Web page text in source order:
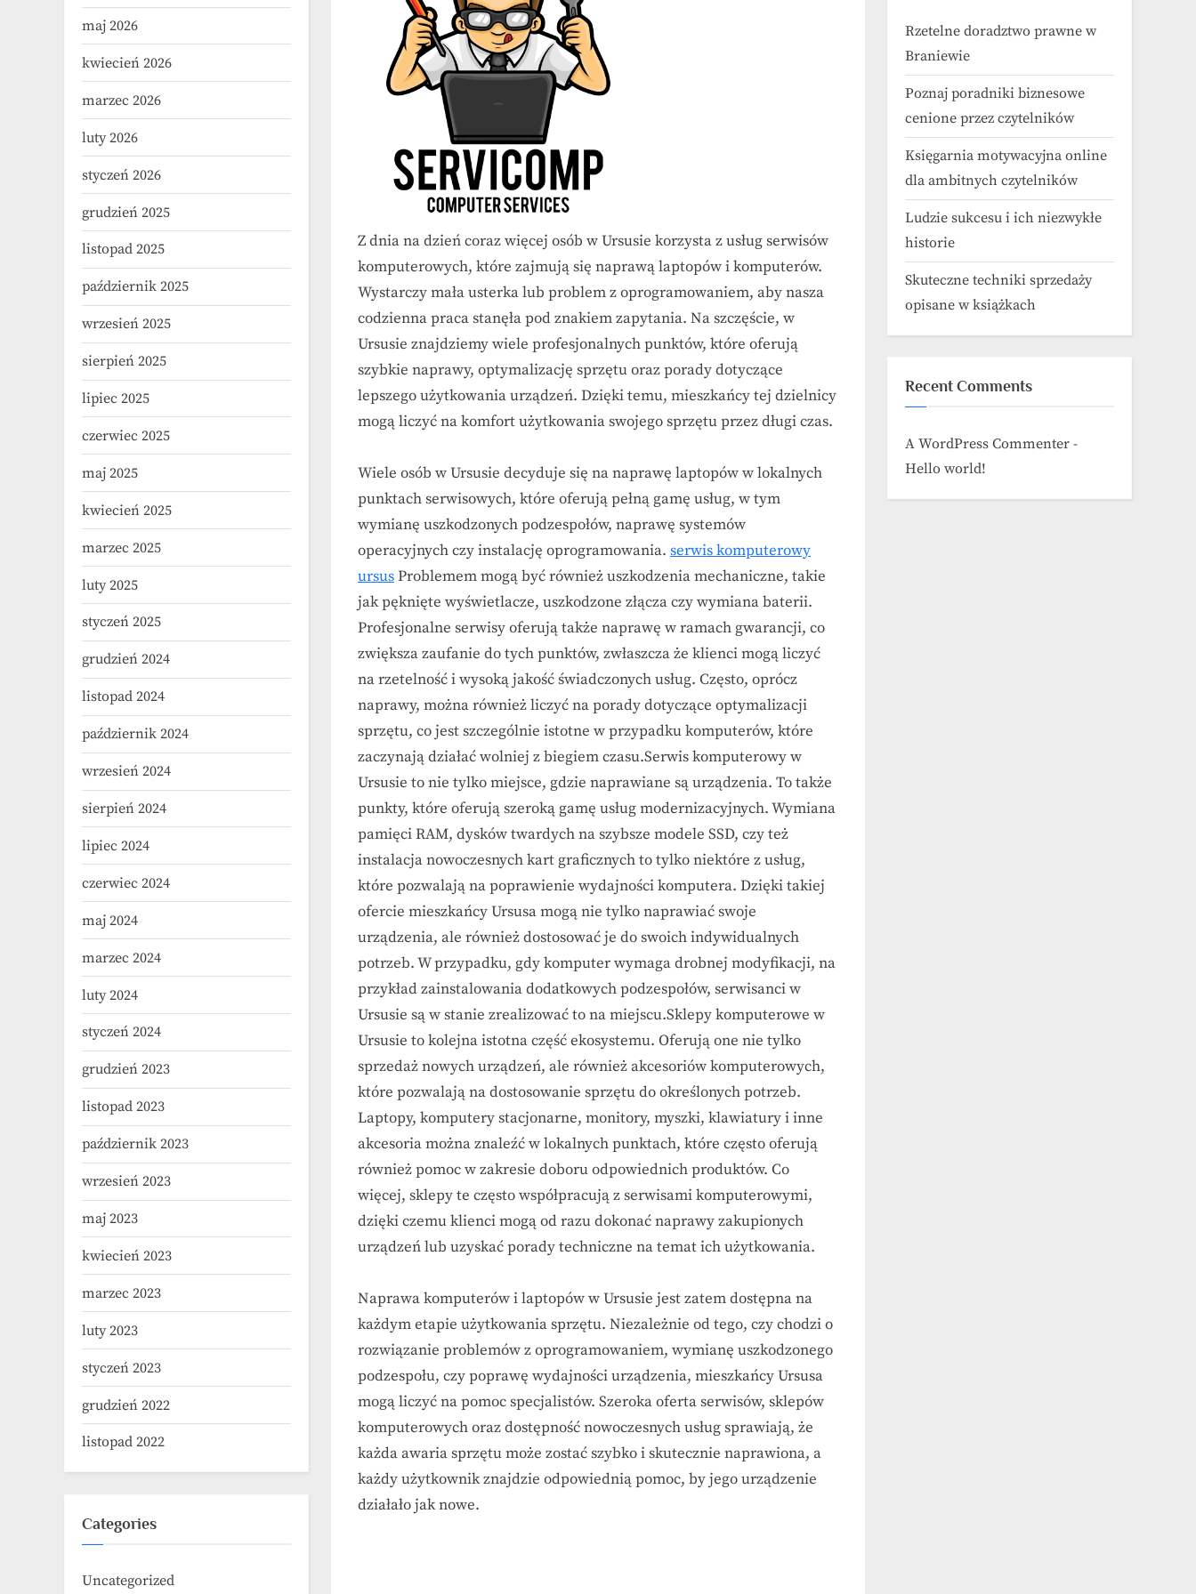
Z dnia na dzień coraz więcej osób w Ursusie korzysta z usług serwisów
komputerowych, które zajmują się naprawą laptopów i komputerów.
Wystarczy mała usterka lub problem z oprogramowaniem, aby nasza
codzienna praca stanęła pod znakiem zapytania. Na szczęście, w
Ursusie znajdziemy wiele profesjonalnych punktów, które oferują
szybkie naprawy, optymalizację sprzętu oraz porady dotyczące
lepszego użytkowania urządzeń. Dzięki temu, mieszkańcy tej dzielnicy
mogą liczyć na komfort użytkowania swojego sprzętu przez długi czas.
Wiele osób w Ursusie decyduje się na naprawę laptopów w lokalnych
punktach serwisowych, które oferują pełną gamę usług, w tym
wymianę uszkodzonych podzespołów, naprawę systemów
operacyjnych czy instalację oprogramowania. serwis komputerowy
ursusProblemem mogą być również uszkodzenia mechaniczne, takie
jak pęknięte wyświetlacze, uszkodzone złącza czy wymiana baterii.
Profesjonalne serwisy oferują także naprawę w ramach gwarancji, co
zwiększa zaufanie do tych punktów, zwłaszcza że klienci mogą liczyć
na rzetelność i wysoką jakość świadczonych usług. Często, oprócz
naprawy, można również liczyć na porady dotyczące optymalizacji
sprzętu, co jest szczególnie istotne w przypadku komputerów, które
zaczynają działać wolniej z biegiem czasu.Serwis komputerowy w
Ursusie to nie tylko miejsce, gdzie naprawiane są urządzenia. To także
punkty, które oferują szeroką gamę usług modernizacyjnych. Wymiana
pamięci RAM, dysków twardych na szybsze modele SSD, czy też
instalacja nowoczesnych kart graficznych to tylko niektóre z usług,
które pozwalają na poprawienie wydajności komputera. Dzięki takiej
ofercie mieszkańcy Ursusa mogą nie tylko naprawiać swoje
urządzenia, ale również dostosować je do swoich indywidualnych
potrzeb. W przypadku, gdy komputer wymaga drobnej modyfikacji, na
przykład zainstalowania dodatkowych podzespołów, serwisanci w
Ursusie są w stanie zrealizować to na miejscu.Sklepy komputerowe w
Ursusie to kolejna istotna część ekosystemu. Oferują one nie tylko
sprzedaż nowych urządzeń, ale również akcesoriów komputerowych,
które pozwalają na dostosowanie sprzętu do określonych potrzeb.
Laptopy, komputery stacjonarne, monitory, myszki, klawiatury i inne
akcesoria można znaleźć w lokalnych punktach, które często oferują
również pomoc w zakresie doboru odpowiednich produktów. Co
więcej, sklepy te często współpracują z serwisami komputerowymi,
dzięki czemu klienci mogą od razu dokonać naprawy zakupionych
urządzeń lub uzyskać porady techniczne na temat ich użytkowania.
Naprawa komputerów i laptopów w Ursusie jest zatem dostępna na
każdym etapie użytkowania sprzętu. Niezależnie od tego, czy chodzi o
rozwiązanie problemów z oprogramowaniem, wymianę uszkodzonego
podzespołu, czy poprawę wydajności urządzenia, mieszkańcy Ursusa
mogą liczyć na pomoc specjalistów. Szeroka oferta serwisów, sklepów
komputerowych oraz dostępność nowoczesnych usług sprawiają, że
każda awaria sprzętu może zostać szybko i skutecznie naprawiona, a
każdy użytkownik znajdzie odpowiednią pomoc, by jego urządzenie
działało jak nowe.
maj 2026
kwiecień 2026
marzec 2026
luty 2026
styczeń 2026
grudzień 2025
listopad 2025
październik 2025
wrzesień 2025
sierpień 2025
lipiec 2025
czerwiec 2025
maj 2025
kwiecień 2025
marzec 2025
luty 2025
styczeń 2025
grudzień 2024
listopad 2024
październik 2024
wrzesień 2024
sierpień 2024
lipiec 2024
czerwiec 2024
maj 2024
marzec 2024
luty 2024
styczeń 2024
grudzień 2023
listopad 2023
październik 2023
wrzesień 2023
maj 2023
kwiecień 2023
marzec 2023
luty 2023
styczeń 2023
grudzień 2022
listopad 2022
Categories
Uncategorized
Rzetelne doradztwo prawne w
Braniewie
Poznaj poradniki biznesowe
cenione przez czytelników
Księgarnia motywacyjna online
dla ambitnych czytelników
Ludzie sukcesu i ich niezwykłe
historie
Skuteczne techniki sprzedaży
opisane w książkach
Recent Comments
A WordPress Commenter -
Hello world!